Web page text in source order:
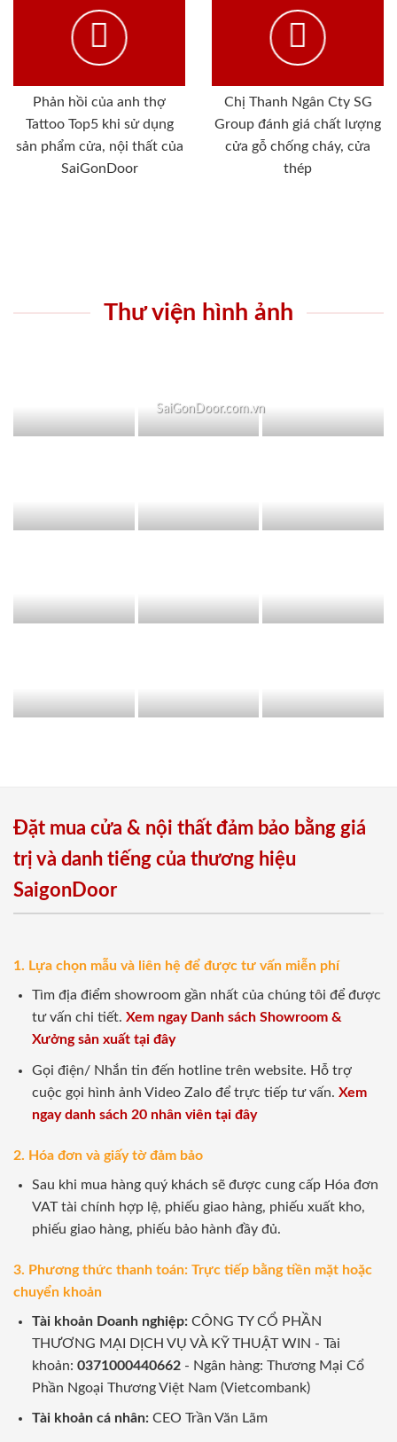
Phản hồi của anh thợ
Tattoo Top5 khi sử dụng
sản phẩm cửa, nội thất của
SaiGonDoor
Chị Thanh Ngân Cty SG
Group đánh giá chất lượng
cửa gỗ chống cháy, cửa
thép
Thư viện hình ảnh
SaiGonDoor.com.vn
Đặt mua cửa & nội thất đảm bảo bằng giá
trị và danh tiếng của thương hiệu
SaigonDoor
1. Lựa chọn mẫu và liên hệ để được tư vấn miễn phí
Tìm địa điểm showroom gần nhất của chúng tôi để được
tư vấn chi tiết. Xem ngay Danh sách Showroom &
Xưởng sản xuất tại đây
Gọi điện/ Nhắn tin đến hotline trên website. Hỗ trợ
cuộc gọi hình ảnh Video Zalo để trực tiếp tư vấn. Xem
ngay danh sách 20 nhân viên tại đây
2. Hóa đơn và giấy tờ đảm bảo
Sau khi mua hàng quý khách sẽ được cung cấp Hóa đơn
VAT tài chính hợp lệ, phiếu giao hàng, phiếu xuất kho,
phiếu giao hàng, phiếu bảo hành đầy đủ.
3. Phương thức thanh toán: Trực tiếp bằng tiền mặt hoặc
chuyển khoản
Tài khoản Doanh nghiệp:CÔNG TY CỔ PHẦN
THƯƠNG MẠI DỊCH VỤ VÀ KỸ THUẬT WIN - Tài
khoản: 0371000440662- Ngân hàng: Thương Mại Cổ
Phần Ngoại Thương Việt Nam (Vietcombank)
Tài khoản cá nhân: CEO Trần Văn Lãm